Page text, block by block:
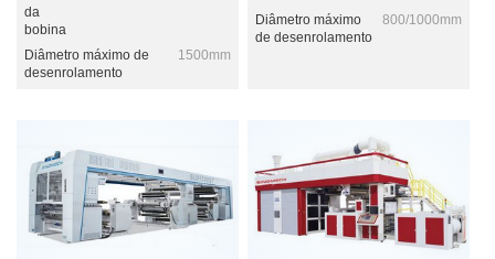
da
bobina
Diâmetro máximo de
desenrolamento
1500mm
Diâmetro máximo
de desenrolamento
800/1000mm